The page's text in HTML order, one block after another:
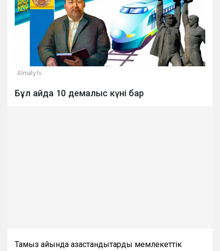
Almaty.tv
Бұл айда 10 демалыс күні бар
Тамыз айында қазақстандықтарды мемлекеттік